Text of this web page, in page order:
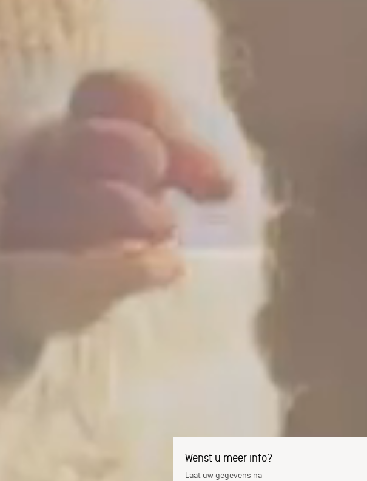
Wenst u meer info?
Laat uw gegevens na